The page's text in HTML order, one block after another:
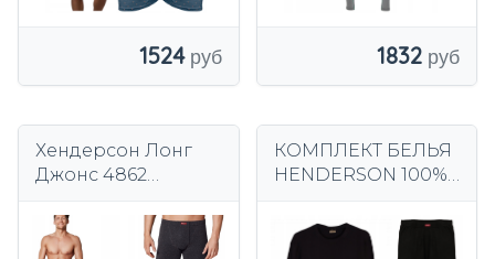
1524 1832
Хендерсон Лонг
Джонс 4862
КОМПЛЕКТ БЕЛЬЯ
HENDERSON 100%
ФУТБОЛКОЙ
ДЛИННЫЕ КУРТКИ